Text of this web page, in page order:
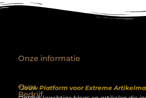
Over
Bedrijf
“Jouw Platform voor Extreme
Onze informatie